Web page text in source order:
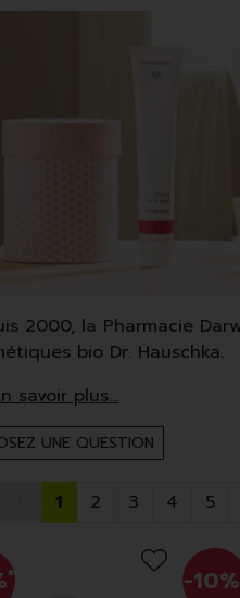
2000, la Pharmacie
bio Dr. Hauschka.
utilise en
produits certifiés
UNE QUESTION
1 2 3 4 5
* -10%